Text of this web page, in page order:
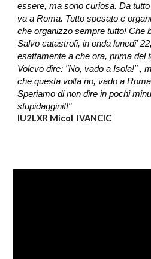
essere, ma sono curiosa. Da
va a Roma. Tutto spesato e
che organizzo sempre tutto! Che
Salvo catastrofi, in onda lunedi'
esattamente a che ora, prima del
Volevo dire: "No, vado a Isola!" ,
che questa volta no, vado a
Speriamo di non dire in pochi
stupidaggini!!"
IU2LXR Micol IVANCIC